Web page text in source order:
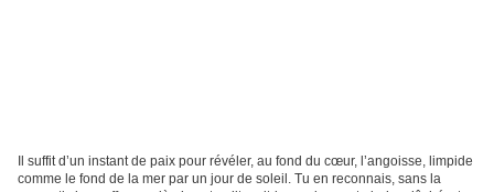
Il suffit d’un instant de paix pour révéler, au fond du cœur, l’angoisse, limpide
comme le fond de la mer par un jour de soleil. Tu en reconnais, sans la